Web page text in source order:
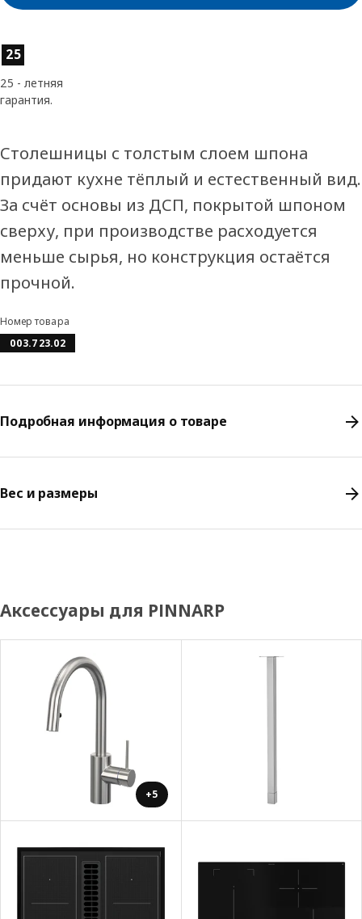
Характеристики товара
25
25 - летняя
гарантия.
Столешницы с толстым слоем шпона
придают кухне тёплый и естественный вид.
За счёт основы из ДСП, покрытой шпоном
сверху, при производстве расходуется
меньше сырья, но конструкция остаётся
прочной.
Номер товара
003.723.02
Подробная информация о товаре
Вес и размеры
Аксессуары для PINNARP
+5